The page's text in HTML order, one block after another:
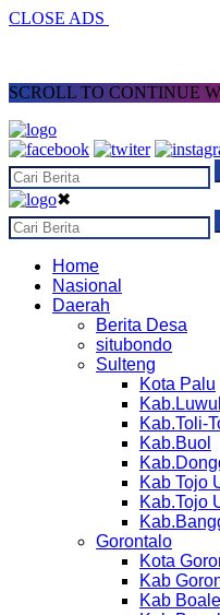
CLOSE ADS
SCROLL TO CONTINUE
✖
Home
Nasional
Daerah
Berita Desa
situbondo
Sulteng
Kota Palu
Kab.Toli-
Kab.Buol
Kab Tojo
Kab.Tojo
Gorontalo
Kota
Kab
Kab